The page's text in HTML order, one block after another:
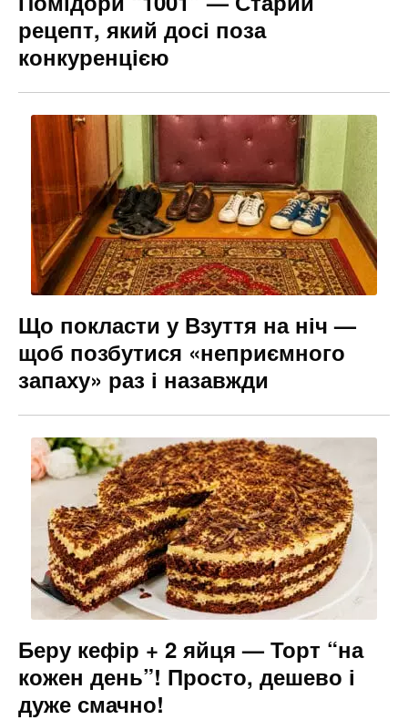
рецепт, який досі поза
конкуренцією
Що покласти у Взуття на ніч —
щоб позбутися «неприємного
запаху» раз і назавжди
Беру кефір + 2 яйця — Торт “на
кожен день”! Просто, дешево і
дуже смачно!